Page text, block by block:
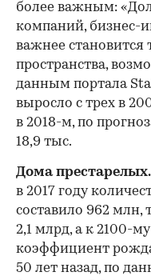
более важным:
компаний, бизнес-
важнее становится
пространства,
данным портала
выросло с трех в
в 2018-м, по
18,9 тыс.
Дома престарелых.
в 2017 году
составило 962 млн,
2,1 млрд, а к 2100-
коэффициент
50 лет назад, по